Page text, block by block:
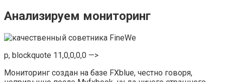
Анализируем мониторинг
p, blockquote 11,0,0,0,0 —>
Мониторинг создан на базе FXblue, честно говоря,